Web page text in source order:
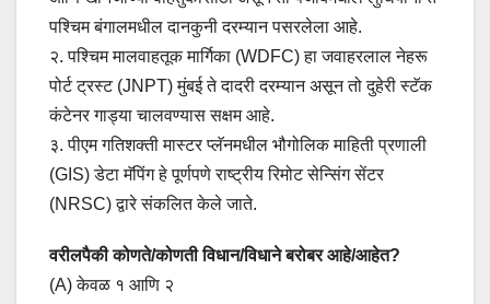
पश्चिम बंगालमधील दानकुनी दरम्यान पसरलेला आहे.
२. पश्चिम मालवाहतूक मार्गिका (WDFC) हा जवाहरलाल नेहरू
पोर्ट ट्रस्ट (JNPT) मुंबई ते दादरी दरम्यान असून तो दुहेरी स्टॅक
कंटेनर गाड्या चालवण्यास सक्षम आहे.
३. पीएम गतिशक्ती मास्टर प्लॅनमधील भौगोलिक माहिती प्रणाली
(GIS) डेटा मॅपिंग हे पूर्णपणे राष्ट्रीय रिमोट सेन्सिंग सेंटर
(NRSC) द्वारे संकलित केले जाते.
वरीलपैकी कोणते/कोणती विधान/विधाने बरोबर आहे/आहेत?
(A) केवळ १ आणि २